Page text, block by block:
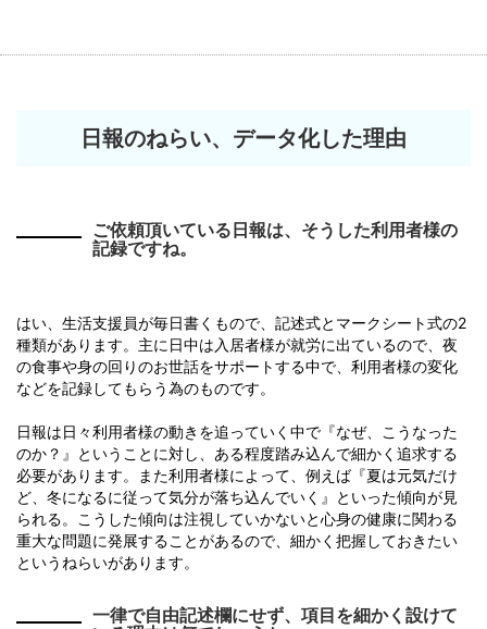
日報のねらい、データ化した理由
ご依頼頂いている日報は、そうした利用者様の
記録ですね。
はい、生活支援員が毎日書くもので、記述式とマークシート式の2
種類があります。主に日中は入居者様が就労に出ているので、夜
の食事や身の回りのお世話をサポートする中で、利用者様の変化
などを記録してもらう為のものです。
日報は日々利用者様の動きを追っていく中で『なぜ、こうなった
のか？』ということに対し、ある程度踏み込んで細かく追求する
必要があります。また利用者様によって、例えば『夏は元気だけ
ど、冬になるに従って気分が落ち込んでいく』といった傾向が見
られる。こうした傾向は注視していかないと心身の健康に関わる
重大な問題に発展することがあるので、細かく把握しておきたい
というねらいがあります。
一律で自由記述欄にせず、項目を細かく設けて